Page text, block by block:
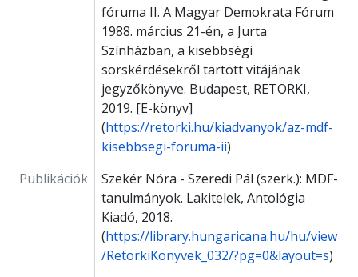
fóruma II. A Magyar Demokrata Fórum
1988. március 21-én, a Jurta
Színházban, a kisebbségi
sorskérdésekről tartott vitájának
jegyzőkönyve. Budapest, RETÖRKI,
2019. [E-könyv]
(https://retorki.hu/kiadvanyok/az-mdf-
kisebbsegi-foruma-ii)
Publikációk
Szekér Nóra - Szeredi Pál (szerk.): MDF-
tanulmányok. Lakitelek, Antológia
Kiadó, 2018.
(https://library.hungaricana.hu/hu/view
/RetorkiKonyvek_032/?pg=0&layout=s)